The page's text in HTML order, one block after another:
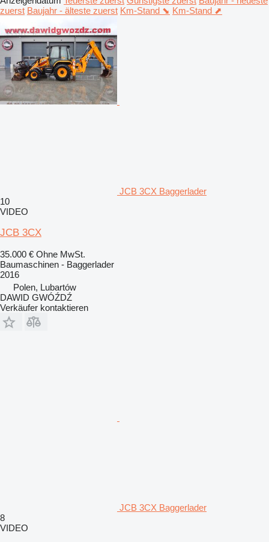
zuerst Baujahr - älteste zuerst Km-Stand ⬊ Km-Stand ⬈
JCB 3CX Baggerlader
10
VIDEO
JCB 3CX
35.000 € Ohne MwSt.
Baumaschinen - Baggerlader
2016
Polen, Lubartów
DAWID GWÓŹDŹ
Verkäufer kontaktieren
JCB 3CX Baggerlader
8
VIDEO